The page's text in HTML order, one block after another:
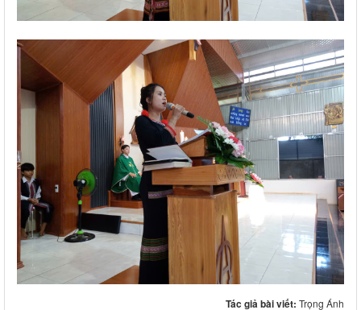
Tác giả bài viết: Trọng Ánh